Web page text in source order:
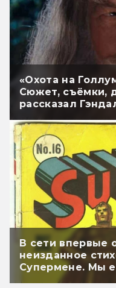
«Охота на
Сюжет, съёмки,
рассказал
В сети впервые
неизданное
Супермене. Мы